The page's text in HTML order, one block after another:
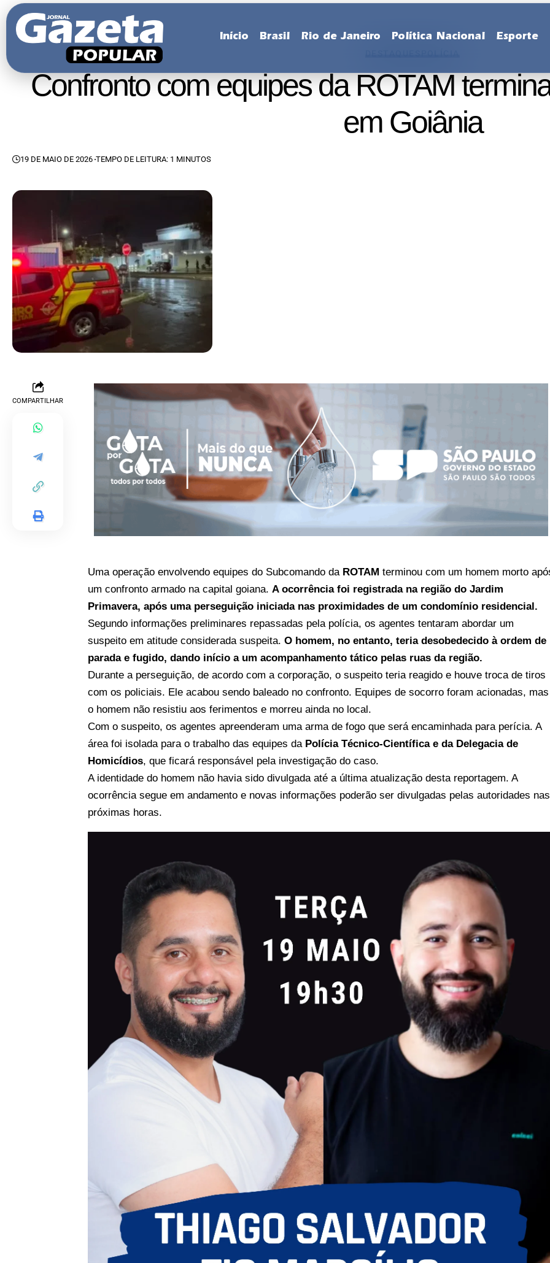
Início Brasil Rio de Janeiro Política Nacional Esporte
Confronto com equipes da ROTAM
em Goiânia
19 DE MAIO DE 2026 TEMPO DE LEITURA: 1 MINUTOS
COMPARTILHAR
Uma operação envolvendo equipes do Subcomando daROTAM terminou com um homem morto
um confronto armado na capital goiana.A ocorrência foi registrada na região do Jardim
Primavera, após uma perseguição iniciada nas proximidades de um condomínio residencial.
Segundo informações preliminares repassadas pela polícia, os agentes tentaram abordar um
suspeito em atitude considerada suspeita.O homem, no entanto, teria desobedecido à ordem de
parada e fugido, dando início a um acompanhamento tático pelas ruas da região.
Durante a perseguição, de acordo com a corporação, o suspeito teria reagido e houve troca de tiros
com os policiais. Ele acabou sendo baleado no confronto. Equipes de socorro foram acionadas, mas
o homem não resistiu aos ferimentos e morreu ainda no local.
Com o suspeito, os agentes apreenderam uma arma de fogo que será encaminhada para perícia. A
área foi isolada para o trabalho das equipes da Polícia Técnico-Científica e da Delegacia de
Homicídios, que ficará responsável pela investigação do caso.
A identidade do homem não havia sido divulgada até a última atualização desta reportagem. A
ocorrência segue em andamento e novas informações poderão ser divulgadas pelas autoridades nas
próximas horas.